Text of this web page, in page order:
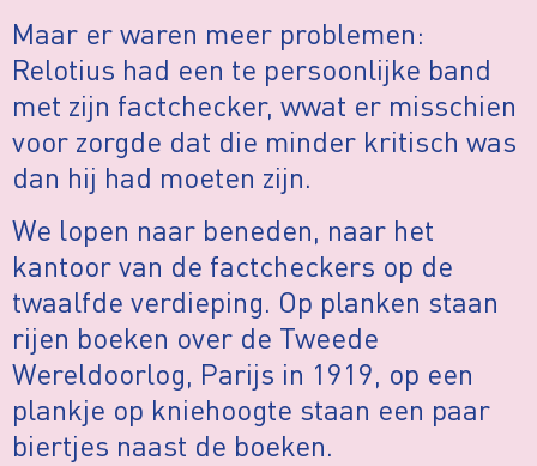
Maar er waren meer problemen:
Relotius had een te persoonlijke band
met zijn factchecker, wwat er misschien
voor zorgde dat die minder kritisch was
dan hij had moeten zijn.
We lopen naar beneden, naar het
kantoor van de factcheckers op de
twaalfde verdieping. Op planken staan
rijen boeken over de Tweede
Wereldoorlog, Parijs in 1919, op een
plankje op kniehoogte staan een paar
biertjes naast de boeken.